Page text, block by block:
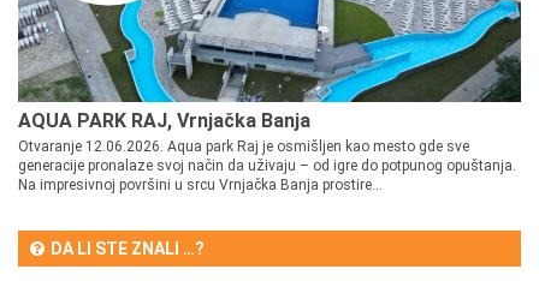
AQUA PARK RAJ, Vrnjačka Banja
Otvaranje 12.06.2026. Aqua park Raj je osmišljen kao mesto gde sve
generacije pronalaze svoj način da uživaju – od igre do potpunog opuštanja.
Na impresivnoj površini u srcu Vrnjačka Banja prostire...
DA LI STE ZNALI …?